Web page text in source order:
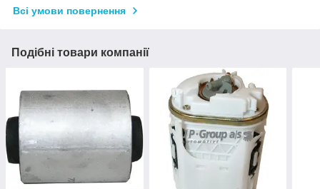
Всі умови повернення
Подібні товари компанії